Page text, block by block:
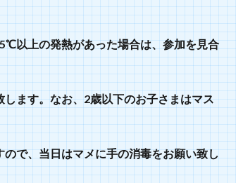
以上の発熱があった場合は、参加を見合
ます。なお、2歳以下のお子さまはマス
で、当日はマメに手の消毒をお願い致し